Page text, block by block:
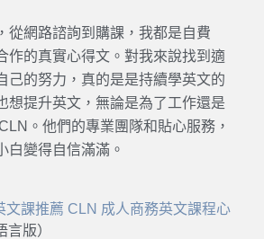
從網路諮詢到購課，我都是自費
作的真實心得文。對我來說找到適
己的努力，真的是是持續學英文的
想提升英文，無論是為了工作還是
。他們的專業團隊和貼心服務，
白變得自信滿滿。
文課推薦 CLN 成人商務英文課程心
言版）